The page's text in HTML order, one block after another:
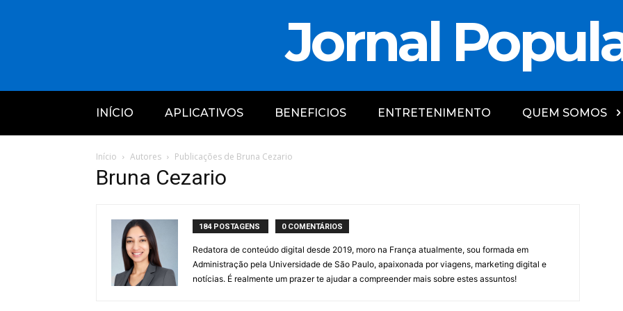
Jornal
INÍCIO APLICATIVOS BENEFICIOS ENTRETENIMENTO QUEM SOMOS
Início Autores Publicações de Bruna Cezario
Bruna Cezario
184 POSTAGENS 0 COMENTÁRIOS
Redatora de conteúdo digital desde 2019, moro na França atualmente, sou formada em
Administração pela Universidade de São Paulo, apaixonada por viagens, marketing digital e
notícias. É realmente um prazer te ajudar a compreender mais sobre estes assuntos!